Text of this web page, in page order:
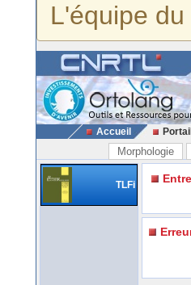
L'équipe
Accueil
Morphologie
TLFi